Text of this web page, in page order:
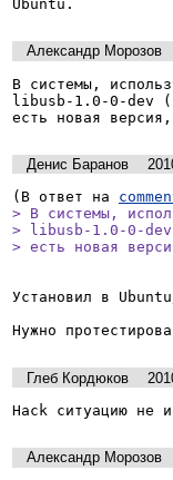
Ubuntu.
Александр Морозов
В системы,
libusb-1.0-0-dev
есть новая
Денис Баранов
(В ответ на
> В системы,
> libusb-1.0-0-dev
> есть новая
Установил в
Нужно
Глеб Кордюков
Hack ситуацию не
Александр Морозов